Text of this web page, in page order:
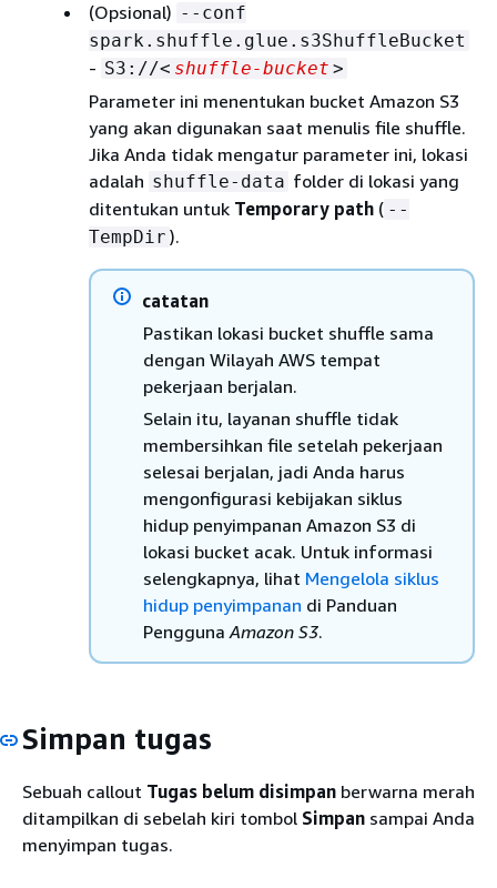
(Opsional) --conf
spark.shuffle.glue.s3ShuffleBucket
- S3://< shuffle-bucket >
Parameter ini menentukan bucket Amazon S3
yang akan digunakan saat menulis file shuffle.
Jika Anda tidak mengatur parameter ini, lokasi
adalah shuffle-data folder di lokasi yang
ditentukan untuk Temporary path ( --
TempDir ).
catatan
Pastikan lokasi bucket shuffle sama
dengan Wilayah AWS tempat
pekerjaan berjalan.
Selain itu, layanan shuffle tidak
membersihkan file setelah pekerjaan
selesai berjalan, jadi Anda harus
mengonfigurasi kebijakan siklus
hidup penyimpanan Amazon S3 di
lokasi bucket acak. Untuk informasi
selengkapnya, lihat Mengelola siklus
hidup penyimpanan di Panduan
PenggunaAmazon S3.
Simpan tugas
Sebuah callout Tugas belum disimpan berwarna merah
ditampilkan di sebelah kiri tombol Simpan sampai Anda
menyimpan tugas.